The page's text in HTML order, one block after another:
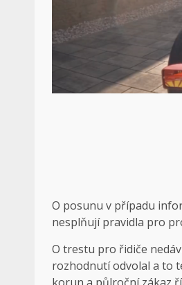
O posunu v případu
nesplňují pravidla pro
O trestu pro řidiče
rozhodnutí odvolal a to
korun a půlroční zákaz